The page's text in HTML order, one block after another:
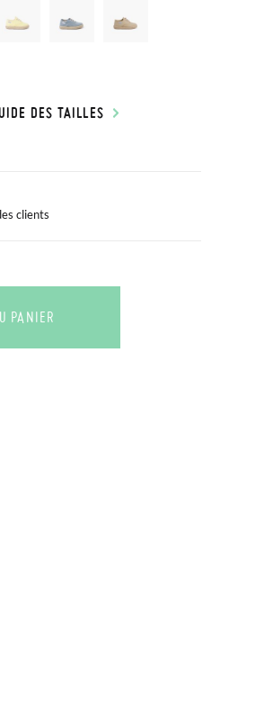
DES TAILLES
clients
PANIER